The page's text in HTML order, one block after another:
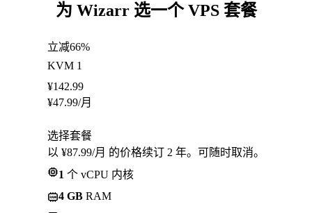
为 Wizarr 选一个 VPS 套餐
立减66%
KVM 1
¥142.99
¥47.99/月
选择套餐
以 ¥87.99/月 的价格续订 2 年。可随时取消。
1 个 vCPU 内核
4 GB RAM